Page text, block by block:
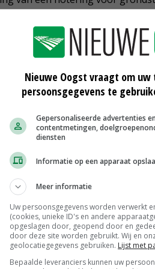
voor overige bestemmingen.
fritesaardappelen en
en aardappelen
van gedane zaken, die bij
Vavi willen BO Akkerbouw
voorkeur uit naar twee
het komend jaar afstemming
ook met de beurs in
voor een gezamenlijke
Nieuwe Oogst vraagt om
persoonsgegevens te
Gepersonaliseerde advertenties
contentmetingen,
diensten
Informatie op een apparaat
Meer informatie
Uw persoonsgegevens worden verwerkt
(cookies, unieke ID's en andere
opgeslagen door, geopend door en
door deze site worden gebruikt. Wij en
geolocatiegegevens gebruiken. Lijst met
Bepaalde leveranciers kunnen uw